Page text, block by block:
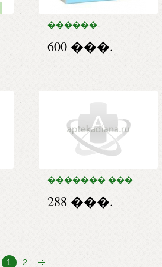
������-
3,5�� �10 �/
600 ���.
������� ���
����� �����
��� ������
288 ���.
1 2